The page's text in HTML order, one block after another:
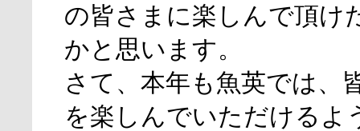
の皆さまに楽しんで頂け
かと思います。
さて、本年も魚英では、
を楽しんでいただけるよ